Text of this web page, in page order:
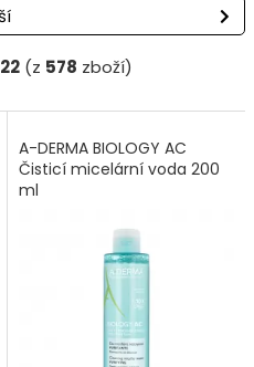
22(z 578 zboží)
A-DERMA BIOLOGY AC
Čisticí micelární voda 200
ml